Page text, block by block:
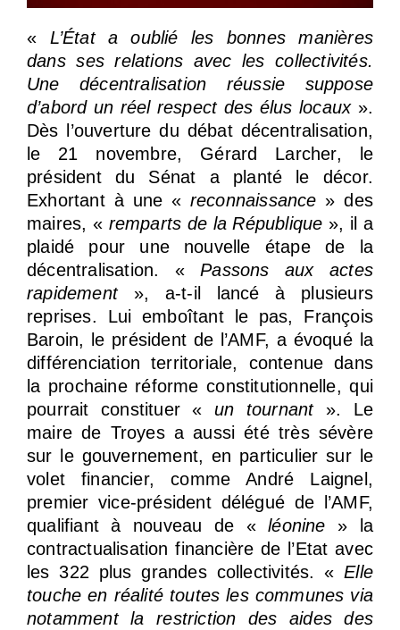
« L’État a oublié les bonnes manières
dans ses relations avec les collectivités.
Une décentralisation réussie suppose
d’abord un réel respect des élus locaux ».
Dès l’ouverture du débat décentralisation,
le 21 novembre, Gérard Larcher, le
président du Sénat a planté le décor.
Exhortant à une « reconnaissance » des
maires, « remparts de la République », il a
plaidé pour une nouvelle étape de la
décentralisation. «Passons aux actes
rapidement », a-t-il lancé à plusieurs
reprises. Lui emboîtant le pas, François
Baroin, le président de l’AMF, a évoqué la
différenciation territoriale, contenue dans
la prochaine réforme constitutionnelle, qui
pourrait constituer « un tournant ». Le
maire de Troyes a aussi été très sévère
sur le gouvernement, en particulier sur le
volet financier, comme André Laignel,
premier vice-président délégué de l’AMF,
qualifiant à nouveau de «léonine » la
contractualisation financière de l’Etat avec
les 322 plus grandes collectivités. «Elle
touche en réalité toutes les communes via
notamment la restriction des aides des